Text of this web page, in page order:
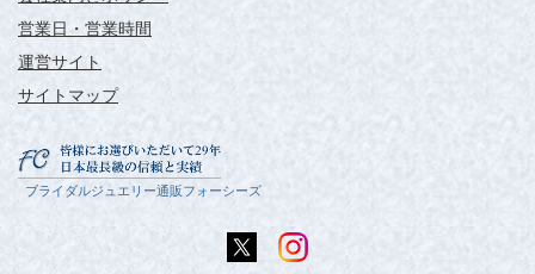
営業日・営業時間
運営サイト
サイトマップ
ブライダルジュエリー通販フォーシーズ